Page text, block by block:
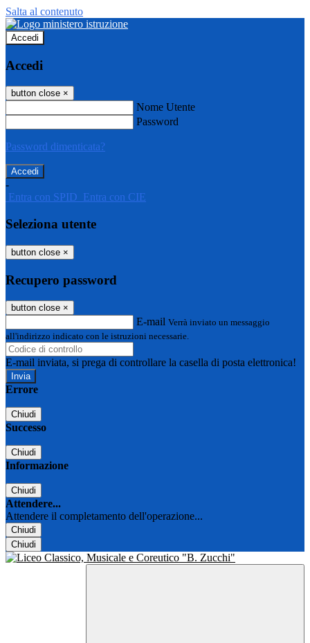
Salta al contenuto
Accedi
Accedi
button close ×
Nome Utente
Password
Password dimenticata?
-
Entra con SPID Entra con CIE
Seleziona utente
button close ×
Recupero password
button close ×
E-mail Verrà inviato un messaggio
all'indirizzo indicato con le istruzioni necessarie.
E-mail inviata, si prega di controllare la casella di posta elettronica!
Errore
Chiudi
Successo
Chiudi
Informazione
Chiudi
Attendere...
Attendere il completamento dell'operazione...
Chiudi
Chiudi